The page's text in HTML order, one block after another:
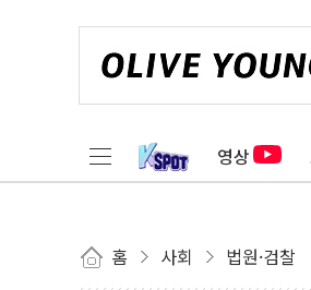
영상
홈 사회 법원·검찰